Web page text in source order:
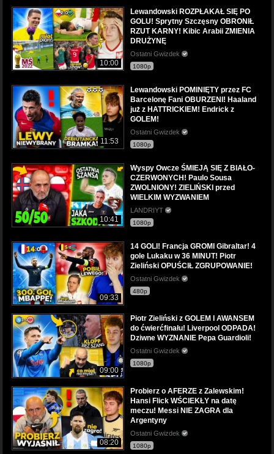
10:00
Lewandowski ROZPŁAKAŁ SIĘ PO
GOLU! Sprytny Szczęsny OBRONIŁ
RZUT KARNY! Kibic Arabii ZMIENIA
DRUŻYNĘ
Ostatni Gwizdek
1080p
11:53
Lewandowski POMINIĘTY przez FC
Barcelonę Fani OBURZENI! Haaland
już z HATTRICKIEM! Endrick z
GOLEM!
Ostatni Gwizdek
1080p
10:41
Wyspy Owcze ŚMIEJĄ SIĘ Z BIAŁO-
CZERWONYCH! Paulo Sousa
ZWOLNIONY! ZIELIŃSKI przed
WIELKIM WYZWANIEM
LANDRIYT
1080p
09:33
14 GOLI! Francja GROMI Gibraltar! 4
gole Lukaku w 36 MINUT! Piotr
Zieliński OPUŚCIŁ ZGRUPOWANIE!
Ostatni Gwizdek
480p
09:00
Piotr Zieliński z GOLEM I AWANSEM
do ćwierćfinału! Liverpool ODPADA!
Dziwne WYZNANIE Pepa Guardioli!
Ostatni Gwizdek
1080p
08:20
Probierz o AFERZE z Zalewskim!
Hansi Flick WŚCIEKŁY na datę
meczu! Messi NIE ZAGRA dla
Argentyny
Ostatni Gwizdek
1080p